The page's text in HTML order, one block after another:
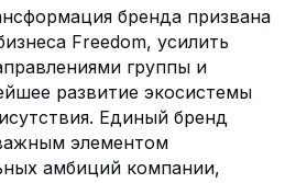
бренда призвана
Freedom, усилить
группы и
развитие экосистемы
Единый бренд
элементом
амбиций компании,